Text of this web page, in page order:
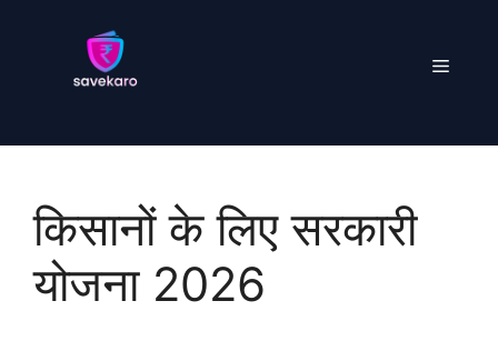
Menu
किसानों के लिए सरकारी
योजना 2026